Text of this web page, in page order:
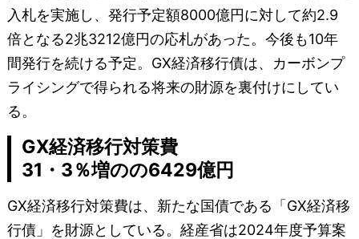
入札を実施し、発行予定額8000億円に対して約2.9
倍となる2兆3212億円の応札があった。今後も10年
間発行を続ける予定。GX経済移行債は、カーボンプ
ライシングで得られる将来の財源を裏付けにしてい
る。
GX経済移行対策費
31・3％増のの6429億円
GX経済移行対策費は、新たな国債である「GX経済移
行債」を財源としている。経産省は2024年度予算案